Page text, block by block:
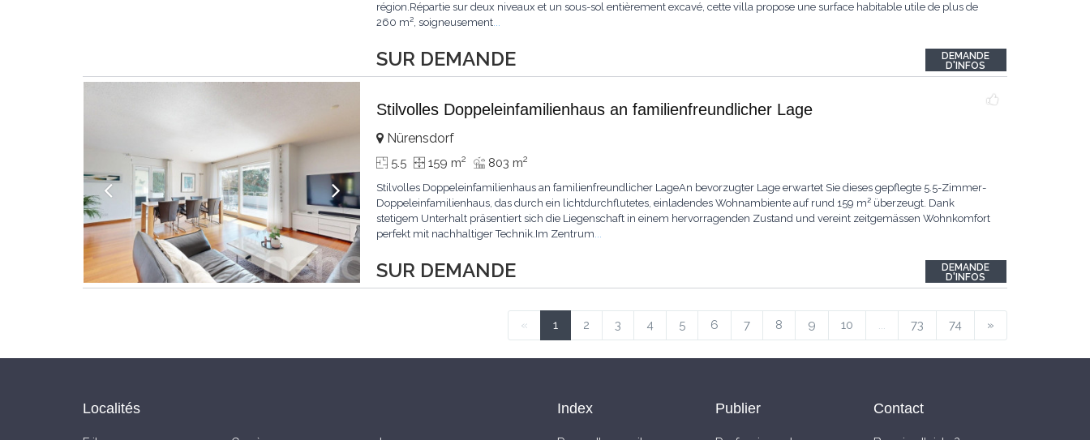
SUR DEMANDE
région.Répartie sur deux niveaux et un sous-sol entièrement excavé, cette villa propose une surface habitable utile de plus de
260 m², soigneusement...
DEMANDE
D'INFOS
Stilvolles Doppeleinfamilienhaus an familienfreundlicher Lage
SUR DEMANDE
Nürensdorf
5.5 159 m2 803 m2
Stilvolles Doppeleinfamilienhaus an familienfreundlicher LageAn bevorzugter Lage erwartet Sie dieses gepflegte 5.5-Zimmer-
Doppeleinfamilienhaus, das durch ein lichtdurchflutetes, einladendes Wohnambiente auf rund 159 m² überzeugt. Dank
stetigem Unterhalt präsentiert sich die Liegenschaft in einem hervorragenden Zustand und vereint zeitgemässen Wohnkomfort
perfekt mit nachhaltiger Technik.Im Zentrum...
DEMANDE
D'INFOS
« 1 2 3 4 5 6 7 8 9 10 ... 73 74 »
Localités Index Publier Contact